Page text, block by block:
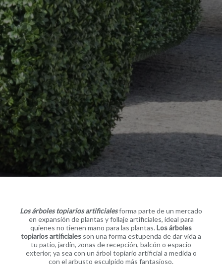
Los árboles topiarios artificialesforma parte de un mercado
en expansión de plantas y follaje artificiales, ideal para
quienes no tienen mano para las plantas. Los árboles
topiarios artificiales son una forma estupenda de dar vida a
tu patio, jardín, zonas de recepción, balcón o espacio
exterior, ya sea con un árbol topiario artificial a medida o
con el arbusto esculpido más fantasioso.